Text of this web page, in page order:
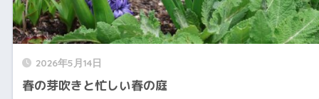
2026年5月14日
春の芽吹きと忙しい春の庭